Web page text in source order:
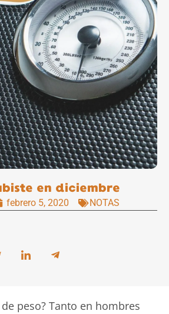
en diciembre
febrero 5, 2020 NOTAS
peso? Tanto en hombres